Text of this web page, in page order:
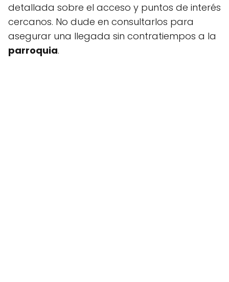
detallada sobre el acceso y puntos de interés
cercanos. No dude en consultarlos para
asegurar una llegada sin contratiempos a la
parroquia.